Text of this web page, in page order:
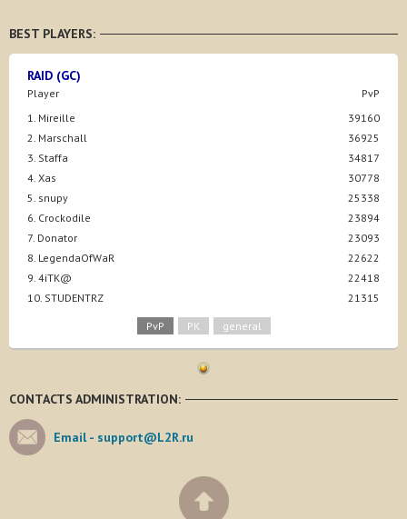
BEST PLAYERS:
RAID (GC)
Player
PvP
1. Mireille
39160
2. Marschall
36925
3. Staffa
34817
4. Xas
30778
5. snupy
25338
6. Crockodile
23894
7. Donator
23093
8. LegendaOfWaR
22622
9. 4iTK@
22418
10. STUDENTRZ
21315
PvP PK general
CONTACTS ADMINISTRATION:
Email - support@L2R.ru